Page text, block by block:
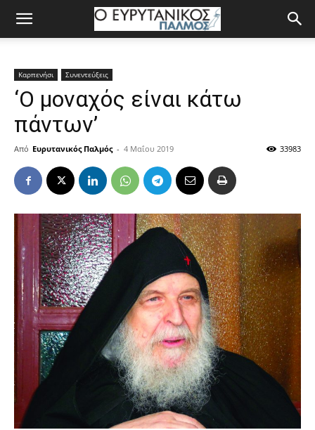
Καρπενήσι Συνεντεύξεις
‘Ο μοναχός είναι κάτω
πάντων’
Από Ευρυτανικός Παλμός - 4 Μαΐου 2019 33983